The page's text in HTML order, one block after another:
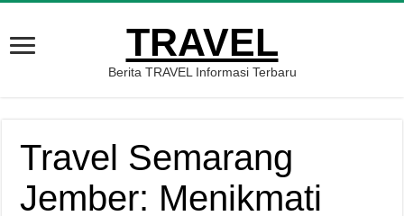
TRAVEL
Berita TRAVEL Informasi Terbaru
Travel Semarang
Jember: Menikmati